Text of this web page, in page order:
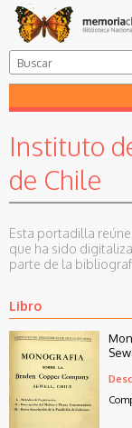
Instituto
de Chile
Esta portadilla
que ha sido
parte de la
Libro